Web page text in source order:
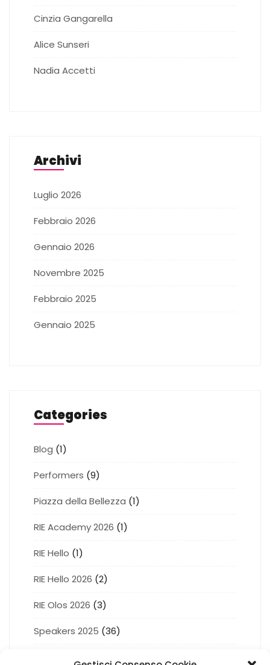
Cinzia Gangarella
Alice Sunseri
Nadia Accetti
Archivi
Luglio 2026
Febbraio 2026
Gennaio 2026
Novembre 2025
Febbraio 2025
Gennaio 2025
Categories
Blog (1)
Performers (9)
Piazza della Bellezza (1)
RIE Academy 2026 (1)
RIE Hello (1)
RIE Hello 2026 (2)
RIE Olos 2026 (3)
Speakers 2025 (36)